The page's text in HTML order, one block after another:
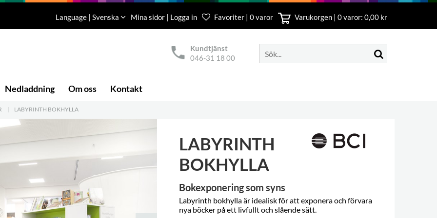
Language | Svenska Mina sidor | Logga in Favoriter | 0 varor Varukorgen | 0varor: 0,00 kr
Kundtjänst
046-31 18 00
Nedladdning Om oss Kontakt
| LABYRINTH BOKHYLLA
LABYRINTH
BOKHYLLA
Bokexponering som syns
Labyrinth bokhylla är idealisk för att exponera och förvara
nya böcker på ett livfullt och slående sätt.